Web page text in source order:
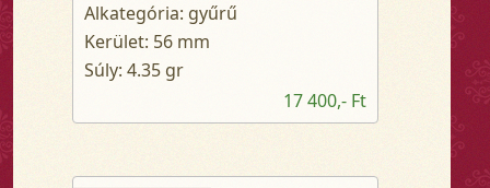
Alkategória: gyűrű
Kerület: 56 mm
Súly: 4.35 gr
17 400,- Ft